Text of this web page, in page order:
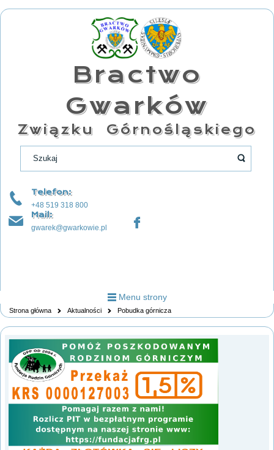
Bractwo
Gwarków
Związku Górnośląskiego
Telefon:
+48 519 318 800
Mail:
gwarek@gwarkowie.pl
Menu strony
Strona główna Aktualności Pobudka górnicza